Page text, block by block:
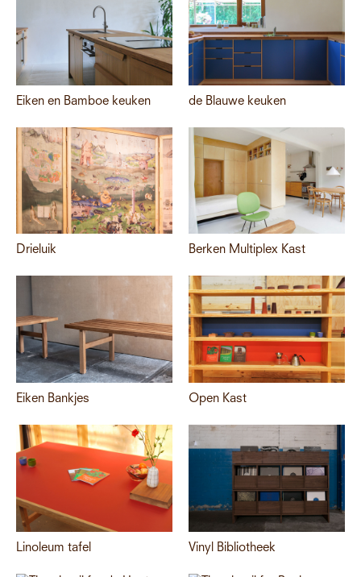
Eiken en Bamboe keuken de Blauwe keuken
Drieluik Berken Multiplex Kast
Eiken Bankjes Open Kast
Linoleum tafel Vinyl Bibliotheek